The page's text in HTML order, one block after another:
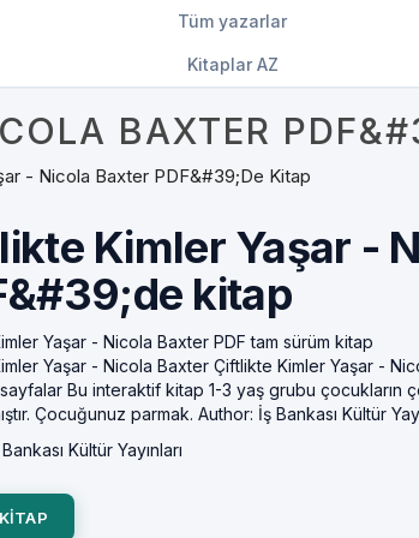
Tüm yazarlar
Kitaplar AZ
BAXTER
- Nicola Baxter PDF&#39;de Kitap
Kimler Yaşar -
kitap
Yaşar - Nicola Baxter PDF tam sürüm kitap
Yaşar - Nicola Baxter Çiftlikte Kimler Yaşar -
Bu interaktif kitap 1-3 yaş grubu çocukların
Çocuğunuz parmak. Author: İş Bankası Kültür
Kültür Yayınları